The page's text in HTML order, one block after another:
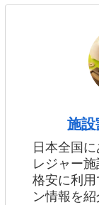
施設
日本全国
レジャー
格安に利
ン情報を